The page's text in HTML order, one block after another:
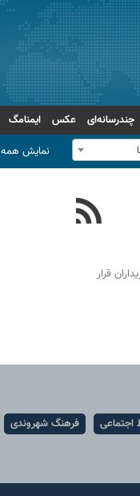
چندرسانه‌ای عکس
ایمنامگ
نمایش همه
خریداران قرار
اجتماعی فرهنگ شهروندی